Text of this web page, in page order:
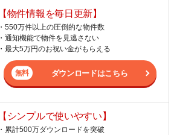
【物件情報を毎日更新】
・550万件以上の圧倒的な物件数
・通知機能で物件を見逃さない
・最大5万円のお祝い金がもらえる
ダウンロードはこちら
【シンプルで使いやすい】
・累計500万ダウンロードを突破